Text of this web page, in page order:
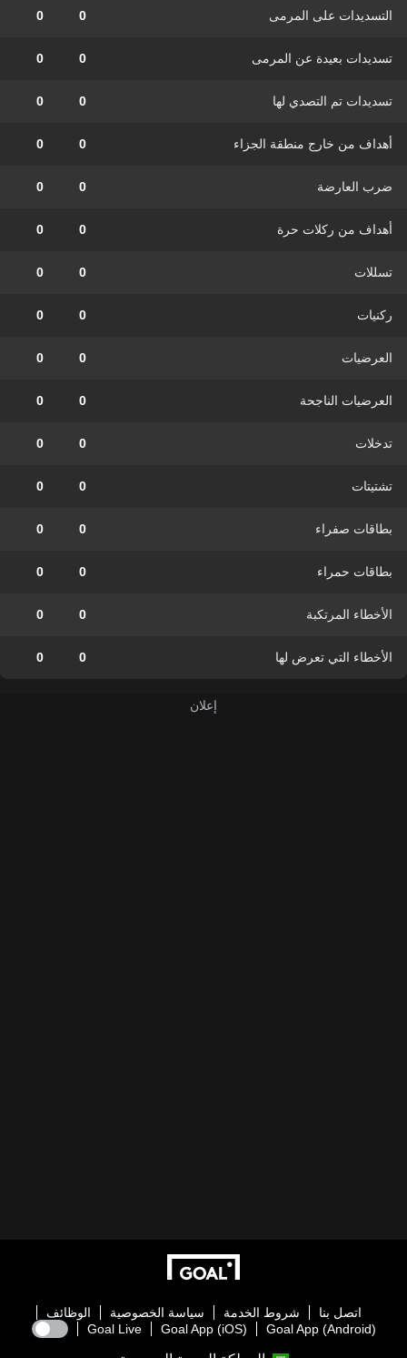
التسديدات على المرمى 0
0
تسديدات بعيدة عن المرمى 0
0
تسديدات تم التصدي لها 0
0
أهداف من خارج منطقة الجزاء 0
0
ضرب العارضة 0
0
أهداف من ركلات حرة 0
0
تسللات 0
0
ركنيات 0
0
العرضيات 0
0
العرضيات الناجحة 0
0
تدخلات 0
0
تشتيتات 0
0
بطاقات صفراء 0
0
بطاقات حمراء 0
0
الأخطاء المرتكبة 0
0
الأخطاء التي تعرض لها 0
0
اتصل بنا شروط الخدمة سياسة الخصوصية
الوظائف
Goal App (Android)
Goal App (iOS)
Goal Live